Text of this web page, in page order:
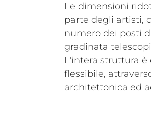
Le dimensioni
parte degli artisti,
numero dei posti
gradinata
L'intera struttura
flessibile,
architettonica ed
L'Arch. Paolo
sala ha
TTL31 sono al di
infatti una